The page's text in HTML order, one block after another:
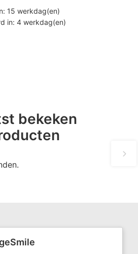
15 werkdag(en)
in: 4 werkdag(en)
bekeken